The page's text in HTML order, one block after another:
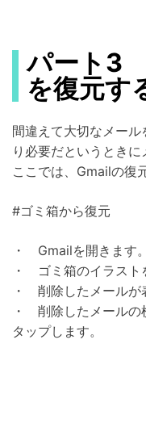
パート3
を復元す
間違えて大切なメー
り必要だというときに
ここでは、Gmailの復
#ゴミ箱から復元
・ Gmailを開きます。
・ ゴミ箱のイラスト
・ 削除したメールが
・ 削除したメールの
タップします。